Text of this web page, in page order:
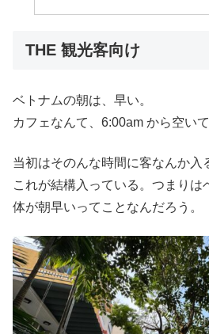
THE 観光客向け
ベトナムの朝は、早い。
カフェなんて、6:00am から空い
当初はそのんな時間に客なんか入
これが結構入っている。つまりは
体が朝早いってことなんだろう。